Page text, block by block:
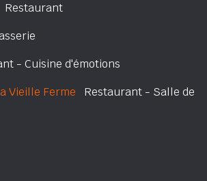
Restaurant
- Cuisine d'émotions
Vieille Ferme Restaurant - Salle de